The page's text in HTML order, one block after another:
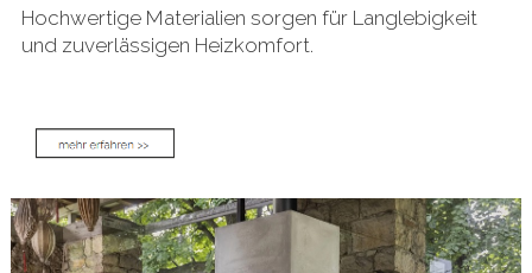
Hochwertige Materialien sorgen für Langlebigkeit
und zuverlässigen Heizkomfort.